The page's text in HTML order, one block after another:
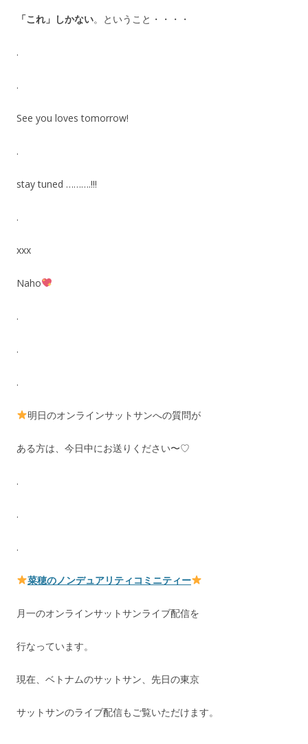
「これ」しかない。ということ・・・・
.
.
See you loves tomorrow!
.
stay tuned ……….!!!
.
xxx
Naho
.
.
.
明日のオンラインサットサンへの質問が
ある方は、今日中にお送りください〜♡
.
.
.
菜穂のノンデュアリティコミニティー
月一のオンラインサットサンライブ配信を
行なっています。
現在、ベトナムのサットサン、先日の東京
サットサンのライブ配信もご覧いただけます。